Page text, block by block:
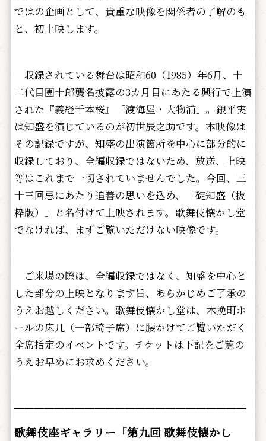
ではの企画として、貴重な映像を関係者の了解のも
と、初上映します。
収録されている舞台は昭和60（1985）年6月、十
二代目團十郎襲名披露の3カ月目にあたる興行で上演
された『義経千本桜』「渡海屋・大物浦」。銀平実
は知盛を演じているのが初世辰之助です。本映像は
その記録ですが、知盛の出演箇所を中心に部分的に
収録しており、全編収録ではないため、放送、上映
等はこれまで一切されていませんでした。今回、三
十三回忌にあたり追善の思いを込め、「碇知盛（抜
粋版）」と名付けて上映されます。歌舞伎懐かし堂
でなければ、まずご覧いただけない映像です。
ご来場の際は、全編収録ではなく、知盛を中心と
した部分の上映となります旨、あらかじめご了承の
うえお越しください。歌舞伎懐かし堂は、木挽町ホ
ールの床几（一部椅子席）に腰かけてご覧いただく
全席指定のイベントです。チケットは下記をご覧の
うえお早めにお求めください。
━━━━━━━━━━━━━━━━━━━━━━━
歌舞伎座ギャラリー「第九回 歌舞伎懐かし